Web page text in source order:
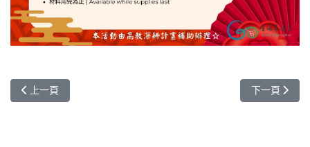
上一篇文章: 1151學期（2026年秋季班）國際赴外交流計畫｜交換
上一頁 下一篇文章:
下一頁